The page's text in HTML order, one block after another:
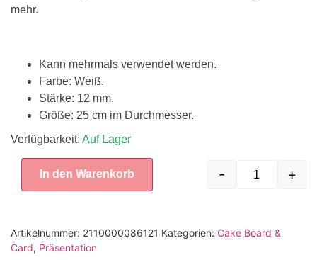
mehr.
Kann mehrmals verwendet werden.
Farbe: Weiß.
Stärke: 12 mm.
Größe: 25 cm im Durchmesser.
Verfügbarkeit: Auf Lager
- +
In den Warenkorb
Artikelnummer: 2110000086121 Kategorien: Cake Board &
Card, Präsentation